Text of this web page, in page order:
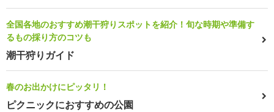
全国各地のおすすめ潮干狩りスポットを紹介！旬な時期や準備す
るもの採り方のコツも
潮干狩りガイド
春のお出かけにピッタリ！
ピクニックにおすすめの公園